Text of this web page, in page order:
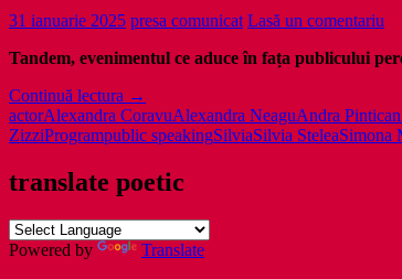
31 ianuarie 2025 presa comunicat Lasă un comentariu
Tandem, evenimentul ce aduce în fața publicului
Continuă lectura Tandem:
Speakeri
în
București
→
actorAlexandra CoravuAlexandra NeaguAndra Pintican
ZizziProgrampublic speakingSilviaSilvia SteleaSimona
translate poetic
Powered by Translate